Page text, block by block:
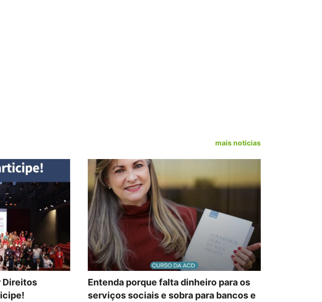
mais noticias
Direitos
Entenda porque falta dinheiro para os
serviços sociais e sobra para bancos e